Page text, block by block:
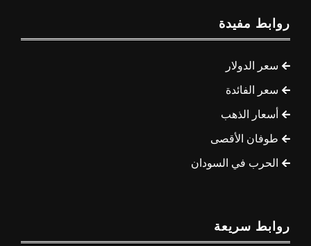
روابط مفيدة
سعر الدولار
سعر الفائدة
أسعار الذهب
طوفان الأقصى
الحرب في السودان
روابط سريعة